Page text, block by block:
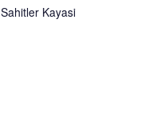
Sahitler Kayasi